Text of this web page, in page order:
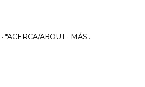
*ACERCA/ABOUT MÁS…